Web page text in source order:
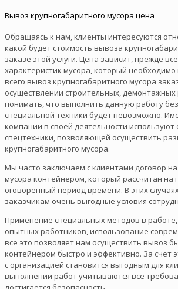
Вывоз крупногабаритного мусора цена
Обращаясь к нам, клиенты интересуются
какой будет стоимость вывоза
заказе этой услуги. Цена зависит, прежде
характеристик мусора, который
всего вывоз крупногабаритного мусора
осуществлении строительных,
понимать, что выполнить данную работу
специальной техники будет невозможно.
компании в своей деятельности
спецтехники, позволяющей осуществить
крупногабаритного мусора.
Мы часто заключаем с клиентами договор
мусора контейнером, который рассчитан на
оговоренный период времени. В этих
заказчикам очень выгодные условия
Применение специальных методов в
опытных работников, использование
все это позволяет нам осуществить вывоз
контейнером быстро и эффективно. За счет
с организацией становится выгодным для
выполнении работ учитываются все